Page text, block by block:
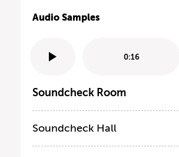
Audio Samples
0:16
Soundcheck Room
Soundcheck Hall